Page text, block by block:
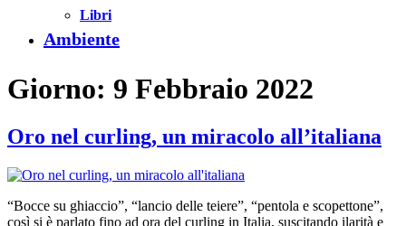
Libri
Ambiente
Giorno: 9 Febbraio 2022
Oro nel curling, un miracolo all’italiana
“Bocce su ghiaccio”, “lancio delle teiere”, “pentola e scopettone”,
così si è parlato fino ad ora del curling in Italia, suscitando ilarità e